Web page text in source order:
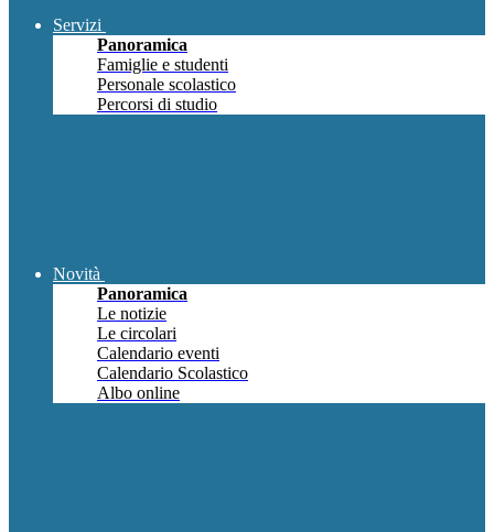
Servizi
Panoramica
Famiglie e studenti
Personale scolastico
Percorsi di studio
Novità
Panoramica
Le notizie
Le circolari
Calendario eventi
Calendario Scolastico
Albo online